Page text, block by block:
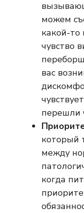
можем
какой-
чувство
вас
перешли
который
между
когда